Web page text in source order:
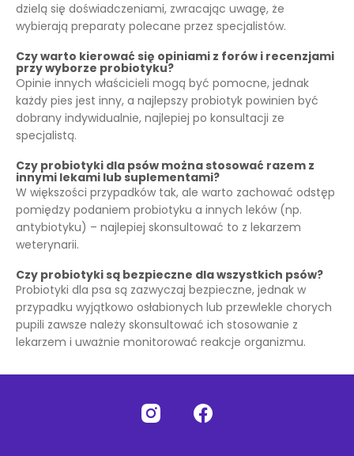
dzielą się doświadczeniami, zwracając uwagę, że
wybierają preparaty polecane przez specjalistów.
Czy warto kierować się opiniami z forów i recenzjami
przy wyborze probiotyku?
Opinie innych właścicieli mogą być pomocne, jednak
każdy pies jest inny, a najlepszy probiotyk powinien być
dobrany indywidualnie, najlepiej po konsultacji ze
specjalistą.
Czy probiotyki dla psów można stosować razem z
innymi lekami lub suplementami?
W większości przypadków tak, ale warto zachować odstęp
pomiędzy podaniem probiotyku a innych leków (np.
antybiotyku) – najlepiej skonsultować to z lekarzem
weterynarii.
Czy probiotyki są bezpieczne dla wszystkich psów?
Probiotyki dla psa są zazwyczaj bezpieczne, jednak w
przypadku wyjątkowo osłabionych lub przewlekle chorych
pupili zawsze należy skonsultować ich stosowanie z
lekarzem i uważnie monitorować reakcje organizmu.